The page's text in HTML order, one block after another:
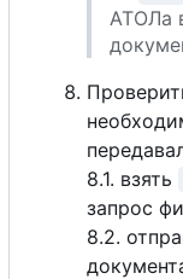
АТОЛа
8.1. взять
запрос
8.2.